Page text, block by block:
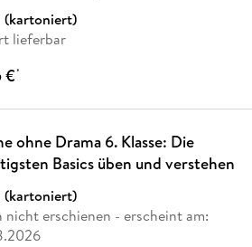
(kartoniert)
lieferbar
€*
ohne Drama 6. Klasse: Die
Basics üben und verstehen
(kartoniert)
nicht erschienen - erscheint am: